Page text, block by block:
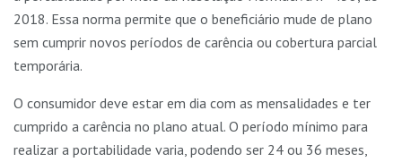
2018. Essa norma permite que o beneficiário mude de plano
sem cumprir novos períodos de carência ou cobertura parcial
temporária.
O consumidor deve estar em dia com as mensalidades e ter
cumprido a carência no plano atual. O período mínimo para
realizar a portabilidade varia, podendo ser 24 ou 36 meses,